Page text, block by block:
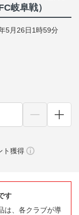
岐阜戦）
5月26日1時59分
ト獲得
す
は、各クラブが導